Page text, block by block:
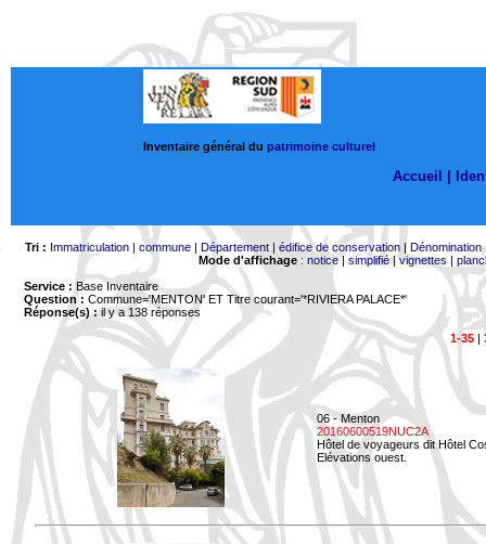
Inventaire général du patrimoine culturel
Accueil |
Tri : Immatriculation| commune| Département| édifice de conservation| Dénomination
Mode d'affichage: notice| simplifié|vignettes |
Service : Base Inventaire
Question : Commune='MENTON' ET Titre courant='*RIVIERA PALACE*'
Réponse(s) :il y a 138 réponses
1-35|
06 - Menton
20160600519NUC2A
Hôtel de voyageurs dit Hôtel
Elévations ouest.